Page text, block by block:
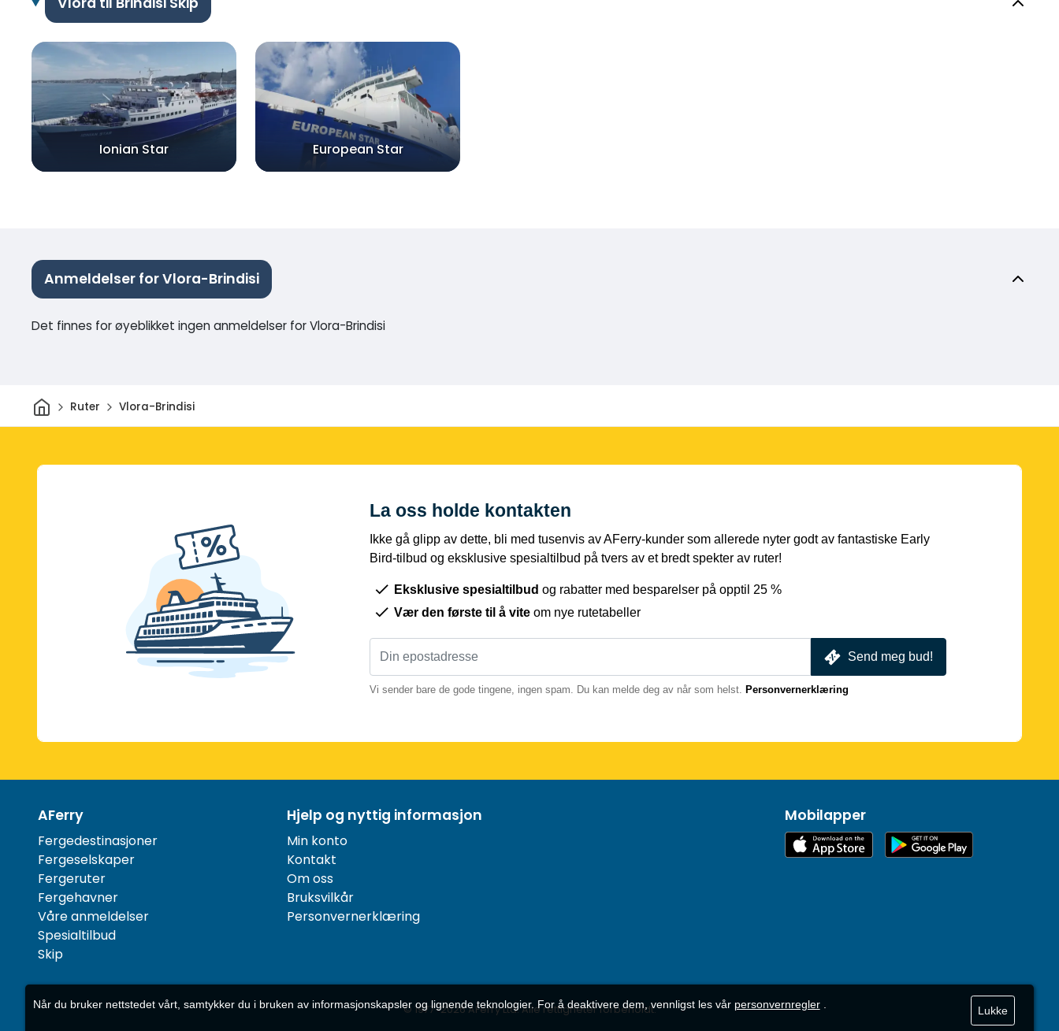
Ionian Star European Star
Anmeldelser for Vlora-Brindisi
Det finnes for øyeblikket ingen anmeldelser for Vlora-Brindisi
HjemRuter Vlora-Brindisi
La oss holde kontakten
Ikke gå glipp av dette, bli med tusenvis av AFerry-kunder som allerede nyter godt av fantastiske Early
Bird-tilbud og eksklusive spesialtilbud på tvers av et bredt spekter av ruter!
Eksklusive spesialtilbud og rabatter med besparelser på opptil 25 %
Vær den første til å vite om nye rutetabeller
Send meg bud!
Vi sender bare de gode tingene, ingen spam. Du kan melde deg av når som helst. Personvernerklæring
AFerry
Fergedestinasjoner
Fergeselskaper
Fergeruter
Fergehavner
Våre anmeldelser
Spesialtilbud
Skip
Hjelp og nyttig informasjon
Min konto
Kontakt
Om oss
Bruksvilkår
Personvernerklæring
Mobilapper
© 1977-2026AFerry Ltd. Alle rettigheter forbeholdt.
Når du bruker nettstedet vårt, samtykker du i bruken av informasjonskapsler og lignende teknologier. For å deaktivere dem, vennligst les vår personvernregler. Lukke